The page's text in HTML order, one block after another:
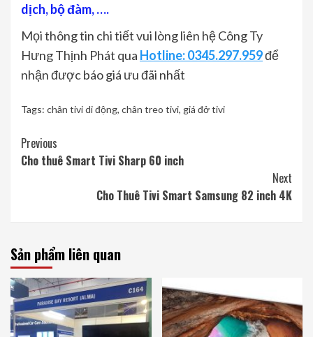
dịch, bộ đàm, ….
Mọi thông tin chi tiết vui lòng liên hệ Công Ty
Hưng Thịnh Phát qua Hotline: 0345.297.959để
nhận được báo giá ưu đãi nhất
Tags: chân tivi di động, chân treo tivi, giá đở tivi
Continue
Reading
Previous
Cho thuê Smart Tivi Sharp 60 inch
Next
Cho Thuê Tivi Smart Samsung 82 inch 4K
Sản phẩm liên quan